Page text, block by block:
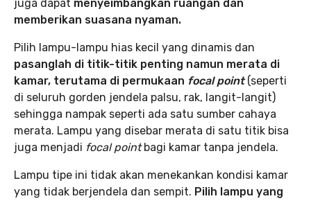
juga dapat menyeimbangkan ruangan dan
memberikan suasana nyaman.
Pilih lampu-lampu hias kecil yang dinamis dan
pasanglah di titik-titik penting namun merata di
kamar, terutama di permukaan focal point(seperti
di seluruh gorden jendela palsu, rak, langit-langit)
sehingga nampak seperti ada satu sumber cahaya
merata. Lampu yang disebar merata di satu titik bisa
juga menjadi focal pointbagi kamar tanpa jendela.
Lampu tipe ini tidak akan menekankan kondisi kamar
yang tidak berjendela dan sempit. Pilih lampu yang